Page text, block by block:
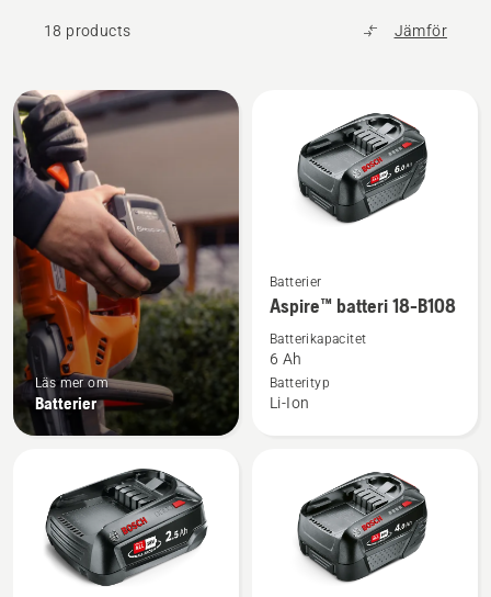
18 products Jämför
Alla
produkter
Läs mer om
Batterier
Se
mer
om
Aspire™
batteri
Batterier
Aspire™ batteri 18-B108
Batterikapacitet
6 Ah
Batterityp
Li-Ion